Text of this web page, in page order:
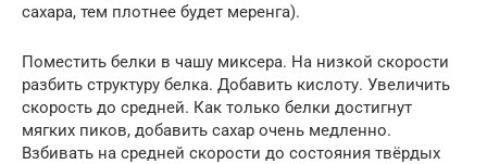
сахара, тем плотнее будет меренга).
Поместить белки в чашу миксера. На низкой скорости
разбить структуру белка. Добавить кислоту. Увеличить
скорость до средней. Как только белки достигнут
мягких пиков, добавить сахар очень медленно.
Взбивать на средней скорости до состояния твёрдых